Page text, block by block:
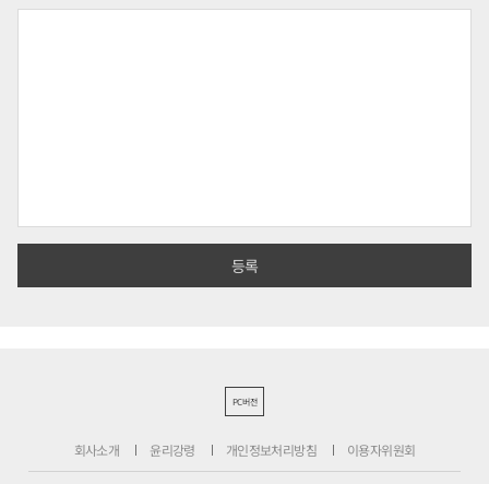
PC버전
회사소개 윤리강령 개인정보처리방침 이용자위원회